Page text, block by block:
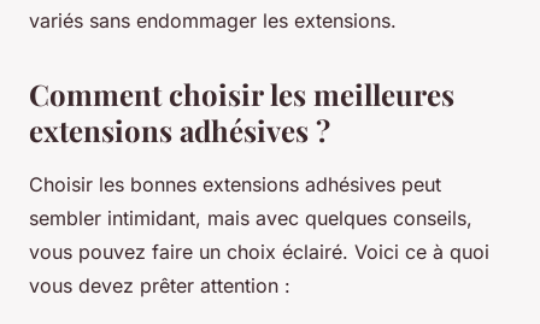
variés sans endommager les extensions.
Comment choisir les meilleures
extensions adhésives ?
Choisir les bonnes extensions adhésives peut
sembler intimidant, mais avec quelques conseils,
vous pouvez faire un choix éclairé. Voici ce à quoi
vous devez prêter attention :